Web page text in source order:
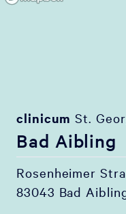
clinicum St.
Bad Aibling
Rosenheimer
83043 Bad